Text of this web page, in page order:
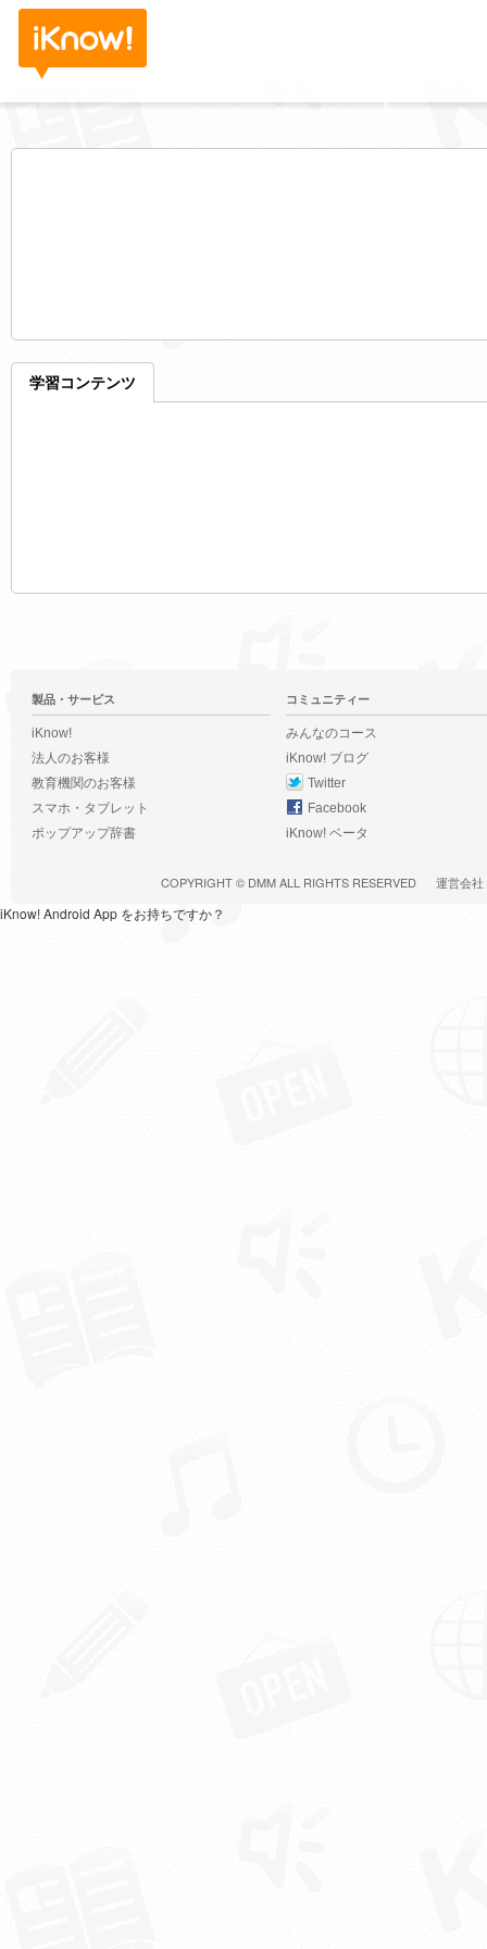
学習コンテンツ
製品・サービス
iKnow!
法人のお客様
教育機関のお客様
スマホ・タブレット
ポップアップ辞書
コミュニティー
みんなのコース
iKnow! ブログ
Twitter
Facebook
iKnow! ベータ
COPYRIGHT © DMMALL RIGHTS RESERVED 運営会社
iKnow! Android App をお持ちですか？